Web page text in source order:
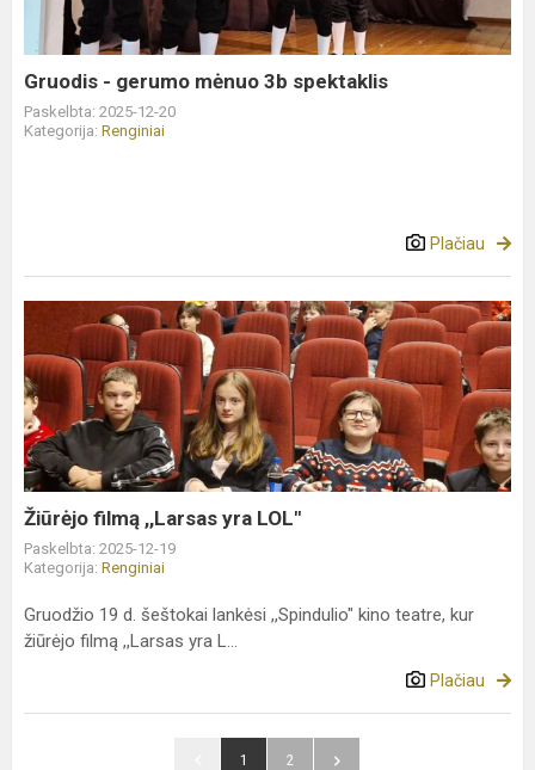
spektaklis
Gruodis - gerumo mėnuo 3b spektaklis
Paskelbta: 2025-12-20
Kategorija: Renginiai
Plačiau
,,Larsas
yra
LOL"
Žiūrėjo filmą ,,Larsas yra LOL"
Paskelbta: 2025-12-19
Kategorija: Renginiai
Gruodžio 19 d. šeštokai lankėsi ,,Spindulio" kino teatre, kur
žiūrėjo filmą ,,Larsas yra L...
Plačiau
1 2